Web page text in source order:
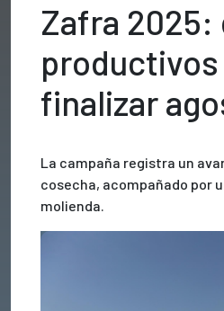
Zafra 2025:
productivos
finalizar
La campaña registra un
cosecha, acompañado por
molienda.